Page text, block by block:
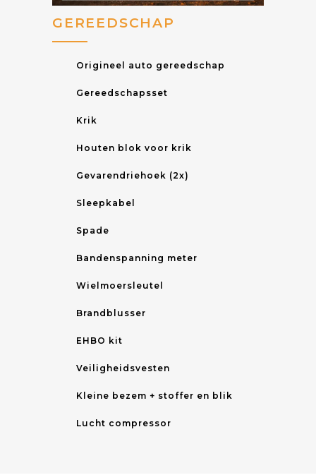
GEREEDSCHAP
Origineel auto gereedschap
Gereedschapsset
Krik
Houten blok voor krik
Gevarendriehoek (2x)
Sleepkabel
Spade
Bandenspanning meter
Wielmoersleutel
Brandblusser
EHBO kit
Veiligheidsvesten
Kleine bezem + stoffer en blik
Lucht compressor